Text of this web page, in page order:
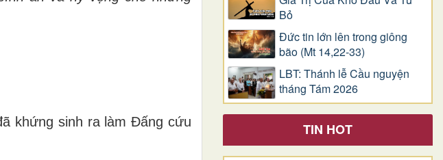
khứng sinh ra làm Đấng cứu
Bỏ
Đức tin lớn lên trong giông
bão (Mt 14,22-33)
LBT: Thánh lễ Cầu nguyện
tháng Tám 2026
TIN HOT